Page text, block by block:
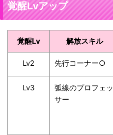
覚醒Lvアップ
覚醒Lv 解放スキル
Lv2 先行コーナー○
Lv3
弧線のプロフェッ
サー